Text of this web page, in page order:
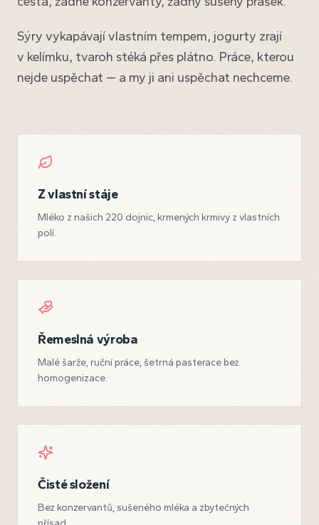
Sýry vykapávají vlastním tempem, jogurty zrají
v kelímku, tvaroh stéká přes plátno. Práce, kterou
nejde uspěchat — a my ji ani uspěchat nechceme.
Z vlastní stáje
Mléko z našich 220 dojnic, krmených krmivy z vlastních
polí.
Řemeslná výroba
Malé šarže, ruční práce, šetrná pasterace bez
homogenizace.
Čisté složení
Bez konzervantů, sušeného mléka a zbytečných